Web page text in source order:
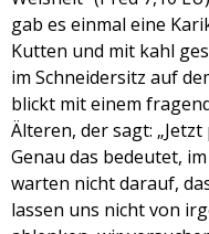
gab es einmal eine
Kutten und mit kahl
im Schneidersitz auf
blickt mit einem
Älteren, der sagt: „Jetzt
Genau das bedeutet,
warten nicht darauf,
lassen uns nicht von